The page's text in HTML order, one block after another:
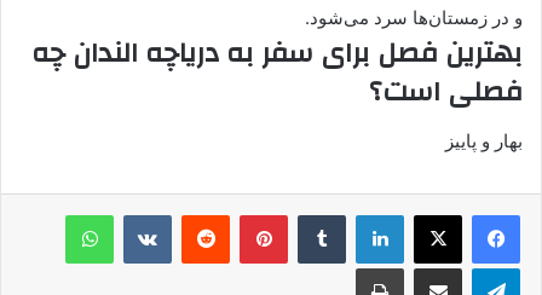
و در زمستان‌ها سرد می‌شود.
بهترین فصل برای سفر به دریاچه الندان چه
فصلی است؟
بهار و پاییز
لینکدین ‫تامبلر پینترست‫رددیت ‫VKontakte
واتس آپ
تلگرام اشتراک گذاری از طریق ایمیل چاپ